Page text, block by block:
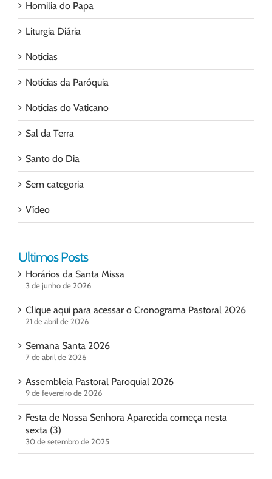
Homilia do Papa
Liturgia Diária
Notícias
Notícias da Paróquia
Notícias do Vaticano
Sal da Terra
Santo do Dia
Sem categoria
Vídeo
Ultimos Posts
Horários da Santa Missa
3 de junho de 2026
Clique aqui para acessar o Cronograma Pastoral 2026
21 de abril de 2026
Semana Santa 2026
7 de abril de 2026
Assembleia Pastoral Paroquial 2026
9 de fevereiro de 2026
Festa de Nossa Senhora Aparecida começa nesta
sexta (3)
30 de setembro de 2025